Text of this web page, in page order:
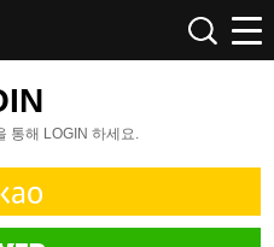
통해 LOGIN 하세요.